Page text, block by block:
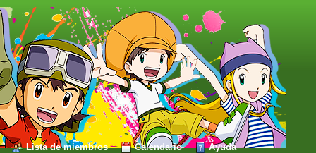
Lista de miembros Calendario Ayuda